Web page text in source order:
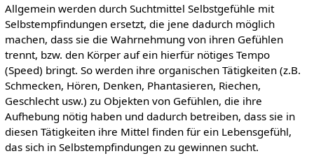
Allgemein werden durch Suchtmittel Selbstgefühle mit
Selbstempfindungen ersetzt, die jene dadurch möglich
machen, dass sie die Wahrnehmung von ihren Gefühlen
trennt, bzw. den Körper auf ein hierfür nötiges Tempo
(Speed) bringt. So werden ihre organischen Tätigkeiten (z.B.
Schmecken, Hören, Denken, Phantasieren, Riechen,
Geschlecht usw.) zu Objekten von Gefühlen, die ihre
Aufhebung nötig haben und dadurch betreiben, dass sie in
diesen Tätigkeiten ihre Mittel finden für ein Lebensgefühl,
das sich in Selbstempfindungen zu gewinnen sucht.